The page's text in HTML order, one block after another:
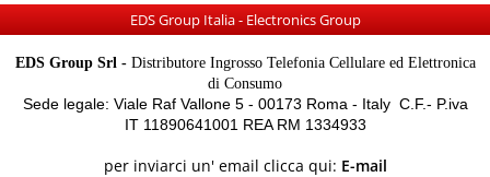
EDS Group Italia - Electronics Group
EDS Group Srl -Distributore Ingrosso Telefonia Cellulare ed Elettronica
di Consumo
Sede legale: Viale Raf Vallone 5 - 00173 Roma - Italy C.F.- P.iva
IT 11890641001 REA RM 1334933
per inviarci un' email clicca qui: E-mail